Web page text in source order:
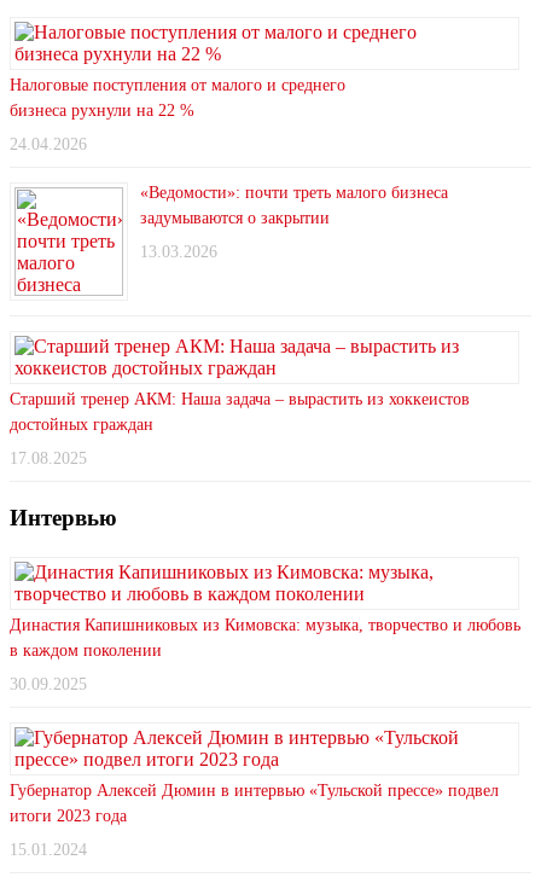
Налоговые поступления от малого и среднего
бизнеса рухнули на 22 %
24.04.2026
«Ведомости»: почти треть малого бизнеса
задумываются о закрытии
13.03.2026
Старший тренер АКМ: Наша задача – вырастить из хоккеистов
достойных граждан
17.08.2025
Интервью
Династия Капишниковых из Кимовска: музыка, творчество и любовь
в каждом поколении
30.09.2025
Губернатор Алексей Дюмин в интервью «Тульской прессе» подвел
итоги 2023 года
15.01.2024